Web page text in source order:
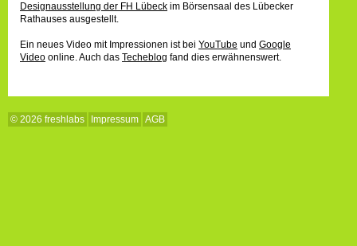
Designausstellung der FH Lübeck im Börsensaal des Lübecker
Rathauses ausgestellt.
Ein neues Video mit Impressionen ist bei YouTube und Google
Video online. Auch das Techeblog fand dies erwähnenswert.
© 2026 freshlabs Impressum AGB